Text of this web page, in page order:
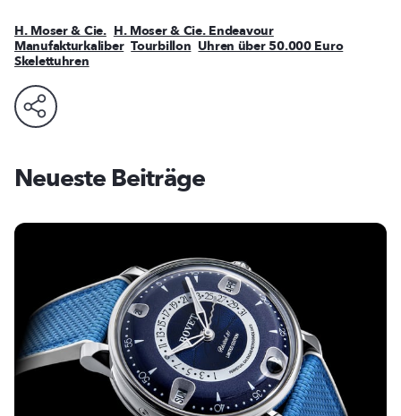
H. Moser & Cie. H. Moser & Cie. Endeavour
Manufakturkaliber Tourbillon Uhren über 50.000 Euro
Skelettuhren
Neueste Beiträge